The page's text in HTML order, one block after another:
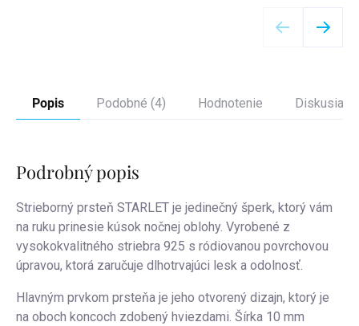
Popis Podobné (4) Hodnotenie Diskusia
Podrobný popis
Strieborný prsteň STARLET je jedinečný šperk, ktorý vám
na ruku prinesie kúsok nočnej oblohy. Vyrobené z
vysokokvalitného striebra 925 s ródiovanou povrchovou
úpravou, ktorá zaručuje dlhotrvajúci lesk a odolnosť.
Hlavným prvkom prsteňa je jeho otvorený dizajn, ktorý je
na oboch koncoch zdobený hviezdami. Šírka 10 mm